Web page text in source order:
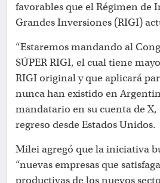
favorables que el Régimen de
Grandes Inversiones (RIGI)
“Estaremos mandando al
SÚPER RIGI, el cual tiene
RIGI original y que aplicará
nunca han existido en
mandatario en su cuenta de
regreso desde Estados Unidos.
Milei agregó que la iniciativa
“nuevas empresas que
productivas de los nuevos